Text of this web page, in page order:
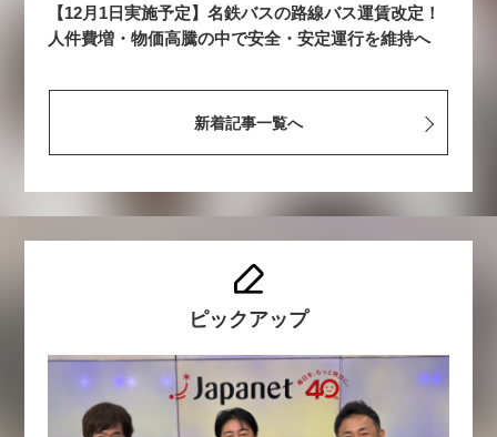
【12月1日実施予定】名鉄バスの路線バス運賃改定！
人件費増・物価高騰の中で安全・安定運行を維持へ
新着記事一覧へ
ピックアップ